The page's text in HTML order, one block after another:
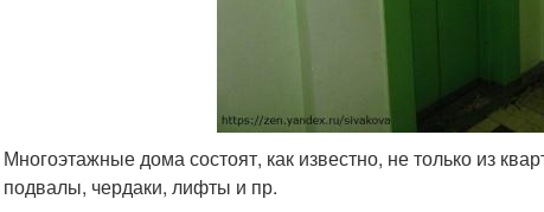
Многоэтажные дома состоят, как известно, не только из
подвалы, чердаки, лифты и пр.